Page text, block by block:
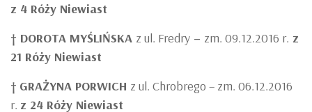
z 4 Róży Niewiast
† DOROTA MYŚLIŃSKA z ul. Fredry – zm. 09.12.2016 r. z
21 Róży Niewiast
† GRAŻYNA PORWICH z ul. Chrobrego – zm. 06.12.2016
r. z 24 Róży Niewiast